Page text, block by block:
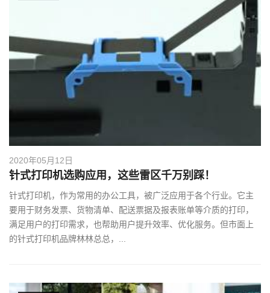
2020年05月12日
针式打印机选购应用，这些雷区千万别踩！
针式打印机，作为常用的办公工具，被广泛应用于各个行业。它主
要用于财务发票、货物清单、配送票据及报表账单等介质的打印，
满足用户的打印需求，也帮助用户提升效率、优化服务。但市面上
的针式打印机品牌林林总总，...